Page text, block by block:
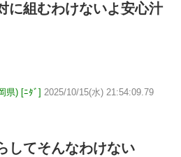
に組むわけないよ安心汁
県) [ﾆﾀﾞ] 2025/10/15(水) 21:54:09.79
してそんなわけない